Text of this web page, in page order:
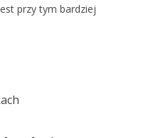
przy tym bardziej